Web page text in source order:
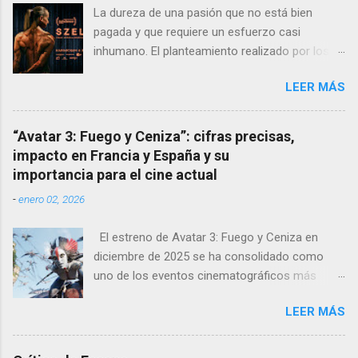
La dureza de una pasión que no está bien
pagada y que requiere un esfuerzo casi
inhumano. El planteamiento realizado por los
y Anna Nemes es profundo, sutil, dejando que
la crudeza del mensaje nos llegue poco a poco,
que se vaya instalando en nuestros
pensamientos para sentirnos dentro de la
película. La fragilidad de los fuertes La
protagonista Edina , interpretada
academias de arte dramático al aparentar-
superar a muchas verdaderas profesionales de
la actuación. Su pareja, Ádám, interpretado por
que convence en pantalla. Ambos nos
muestran su fragilidad a pesar de su aspecto,
LEER MÁS
“Avatar 3: Fuego y Ceniza”: cifras precisas,
impacto en Francia y España y su
importancia para el cine actual
-enero 02, 2026
El estreno de Avatar 3: Fuego y Ceniza en
diciembre de 2025 se ha consolidado como
uno de los eventos cinematográficos más
saga dirigida por James Cameron ha vuelto a
atraer al gran público a las salas, con cifras de
LEER MÁS